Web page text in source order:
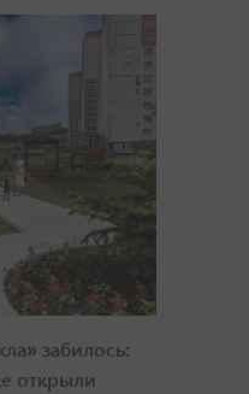
забилось:
открыли